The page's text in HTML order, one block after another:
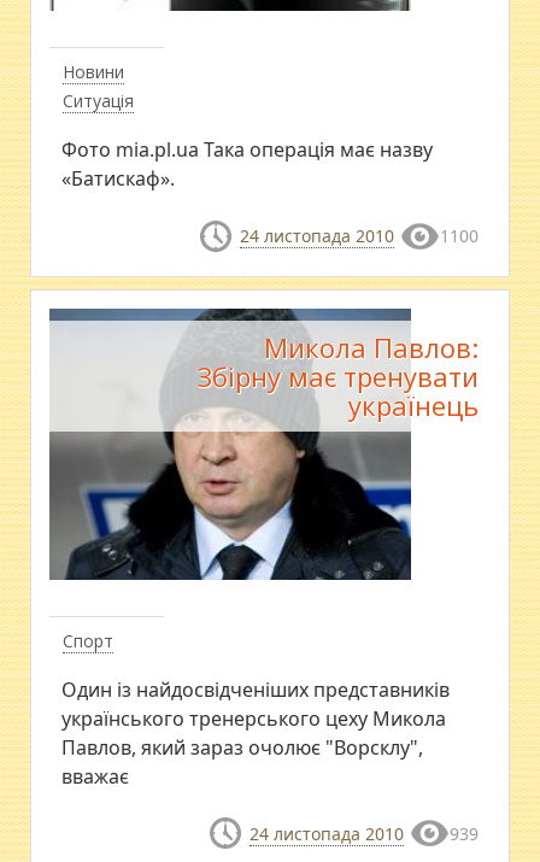
Новини
Ситуація
Фото mia.pl.ua Така операція має назву
«Батискаф».
24 листопада 2010 1100
Спорт
Микола Павлов:
Збірну має тренувати
українець
Один із найдосвідченіших представників
українського тренерського цеху Микола
Павлов, який зараз очолює "Ворсклу",
вважає
24 листопада 2010 939